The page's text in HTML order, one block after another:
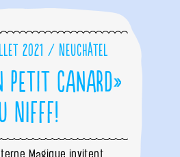
2021 / Neuchâtel
petit canard»
NIFFF!
Magique invitent